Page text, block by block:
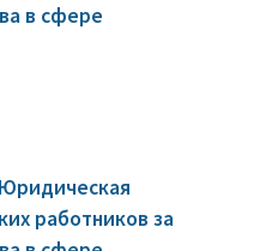
в сфере
работников за